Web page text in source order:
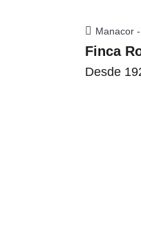
Manacor
Finca
Desde